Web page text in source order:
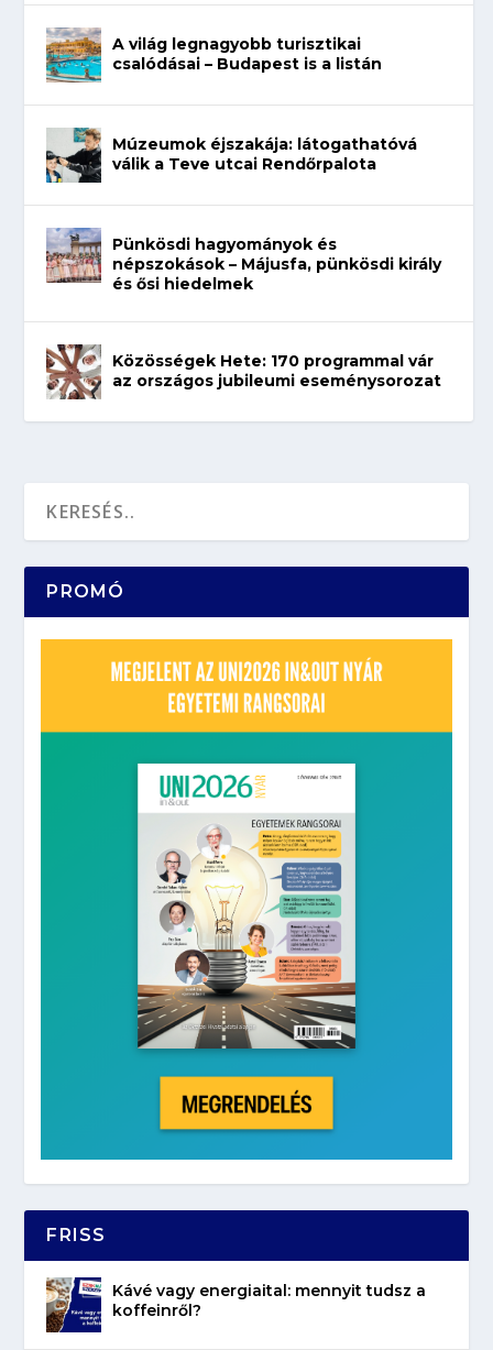
A világ legnagyobb turisztikai
csalódásai – Budapest is a listán
Múzeumok éjszakája: látogathatóvá
válik a Teve utcai Rendőrpalota
Pünkösdi hagyományok és
népszokások – Májusfa, pünkösdi király
és ősi hiedelmek
Közösségek Hete: 170 programmal vár
az országos jubileumi eseménysorozat
PROMÓ
FRISS
Kávé vagy energiaital: mennyit tudsz a
koffeinről?